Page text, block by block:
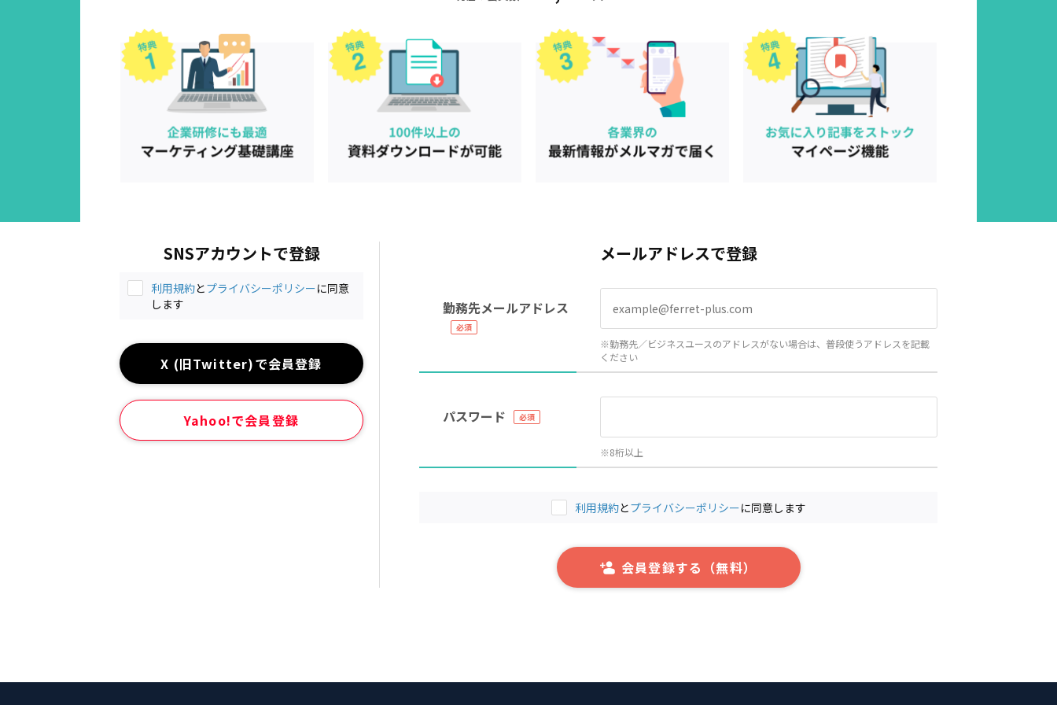
SNSアカウントで登録
利用規約とプライバシーポリシーに同意
します
X (旧Twitter)で会員登録
Yahoo!で会員登録
メールアドレスで登録
勤務先メールアドレス
※勤務先／ビジネスユースのアドレスがない場合は、普段使うアドレスを記載
ください
パスワード
※8桁以上
利用規約とプライバシーポリシーに同意します
会員登録する（無料）